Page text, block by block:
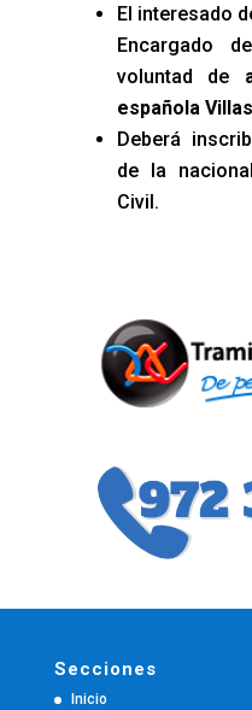
El interesado
Encargado
voluntad de
española
Deberá
de la
Civil.
Secciones
Inicio